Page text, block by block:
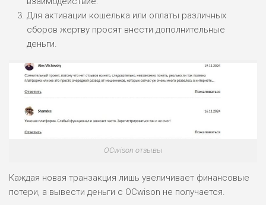
ПОДОЙДЕТ
ВСЕМ
РИСКИ: НИЗКИЕ
Для активации кошелька или оплаты различных
сборов жертву просят внести дополнительные
деньги.
OCwison отзывы
Каждая новая транзакция лишь увеличивает финансовые
потери, а вывести деньги с OCwison не получается.